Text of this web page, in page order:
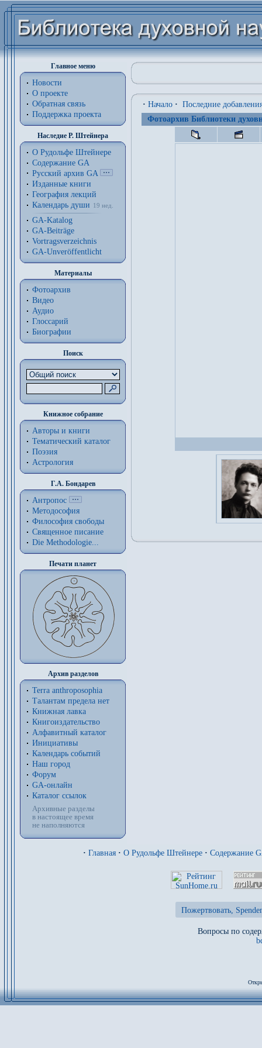
Главное меню
Новости
О проекте
Обратная связь
Поддержка проекта
Наследие Р. Штейнера
О Рудольфе Штейнере
Содержание GA
Русский архив GA
Изданные книги
География лекций
Календарь души
19 нед.
GA-Katalog
GA-Beiträge
Vortragsverzeichnis
GA-Unveröffentlicht
Материалы
Фотоархив
Видео
Аудио
Глоссарий
Биографии
Поиск
Книжное собрание
Авторы и книги
Тематический каталог
Поэзия
Астрология
Г.А. Бондарев
Антропос
Методософия
Философия cвободы
Священное писание
Die Methodologie...
Печати планет
Архив разделов
Terra anthroposophia
Талантам предела нет
Книжная лавка
Книгоиздательство
Алфавитный каталог
Инициативы
Календарь событий
Наш город
Форум
GA-онлайн
Каталог ссылок
Архивные разделы
в настоящее время
не наполняются
· Начало · Последние
Фотоархив Библиотеки
· Главная · О Рудольфе Штейнере · Содержание
Пожертвовать,
Вопросы по